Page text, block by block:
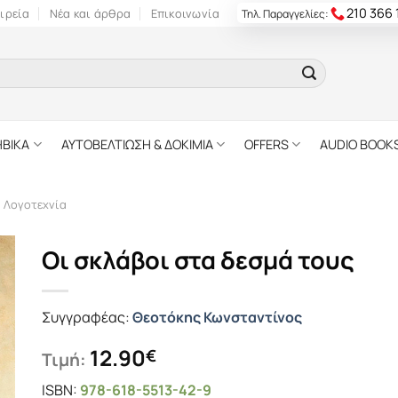
Νέα και άρθρα Επικοινωνία Τηλ. Παραγγελίες: 210 366
ΑΥΤΟΒΕΛΤΙΩΣΗ & ΔΟΚΙΜΙΑ OFFERS AUDIO
Λογοτεχνία
Οι σκλάβοι στα δεσμά τους
Συγγραφέας:Θεοτόκης Κωνσταντίνος
Τιμή: 12.90€
ISBN: 978-618-5513-42-9